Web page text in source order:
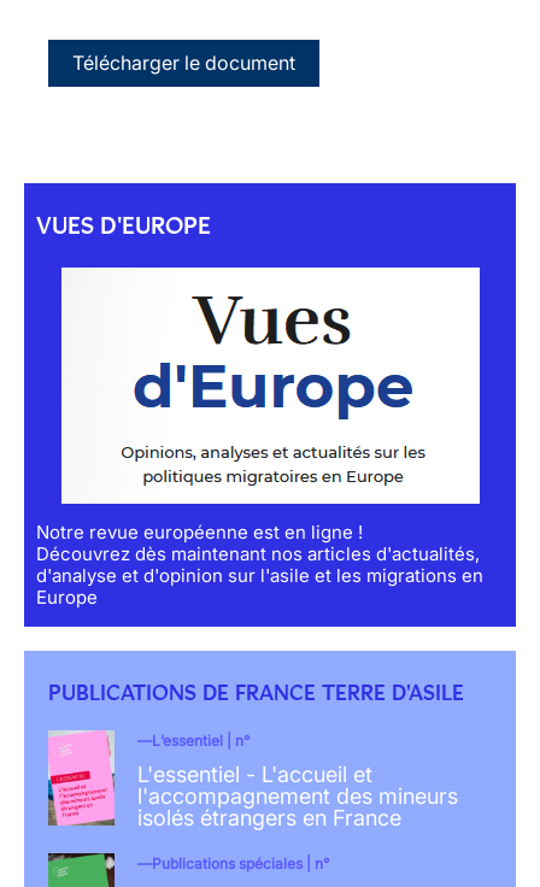
Télécharger le document
VUES D'EUROPE
Notre revue européenne est en ligne !
Découvrez dès maintenant nos articles d'actualités,
d'analyse et d'opinion sur l'asile et les migrations en
Europe
PUBLICATIONS DE FRANCE TERRE D'ASILE
L’essentiel | n°
L'essentiel - L'accueil et
l'accompagnement des mineurs
isolés étrangers en France
Publications spéciales | n°